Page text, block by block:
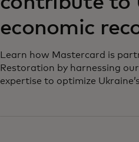
economic
Learn how Mastercard is
Restoration by harnessing
expertise to optimize